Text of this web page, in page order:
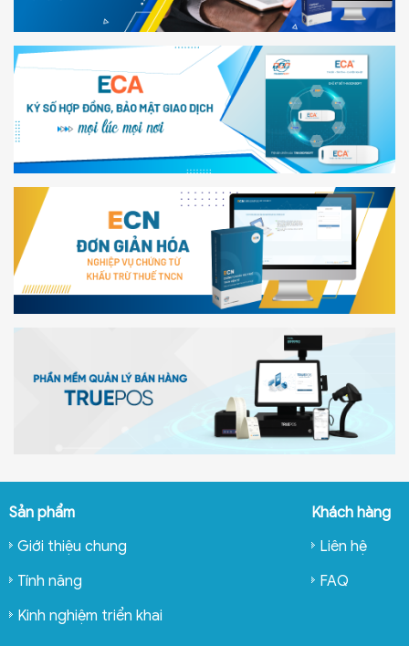
Sản phẩm
Giới thiệu chung
Tính năng
Kinh nghiệm triển khai
Khách hàng
Liên hệ
FAQ